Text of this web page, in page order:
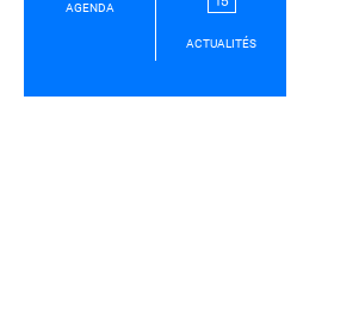
AGENDA
ACTUALITÉS